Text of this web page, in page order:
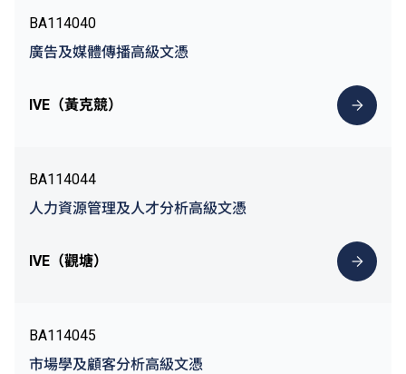
BA114040
廣告及媒體傳播高級文憑
IVE（黃克競）
BA114044
人力資源管理及人才分析高級文憑
IVE（觀塘）
BA114045
市場學及顧客分析高級文憑